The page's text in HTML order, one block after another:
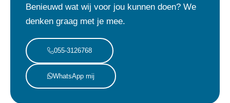
Benieuwd wat wij voor jou kunnen doen? We
denken graag met je mee.
055-3126768
WhatsApp mij